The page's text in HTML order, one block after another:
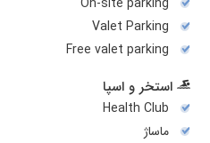
Valet Parking
Free valet parking
استخر و اسپا
Health Club
ماساژ